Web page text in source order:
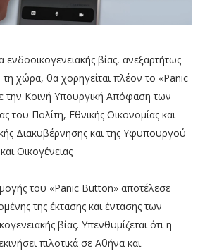
βίας, ανεξαρτήτως
χώρα, θα χορηγείται πλέον το «Panic
Κοινή Υπουργική Απόφαση των
του Πολίτη, Εθνικής Οικονομίας και
Διακυβέρνησης και της Υφυπουργού
Οικογένειας
του «Panic Button» αποτέλεσε
της έκτασης και έντασης των
βίας. Υπενθυμίζεται ότι η
πιλοτικά σε Αθήνα και